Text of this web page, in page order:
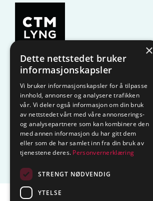
KAMPANJE Komfyrvakt
Belysning Lysstyring
Varmestyring Vannstopp
Frostsikring Smarthus – OP
Centrol
×
Dette nettstedet bruker
informasjonskapsler
Vi bruker informasjonskapsler for å tilpasse
innhold, annonser og analysere trafikken
vår. Vi deler også informasjon om din bruk
av nettstedet vårt med våre annonserings-
og analysepartnere som kan kombinere den
med annen informasjon du har gitt dem
eller som de har samlet inn fra din bruk av
tjenestene deres. Personvernerklæring
STRENGT NØDVENDIG
YTELSE